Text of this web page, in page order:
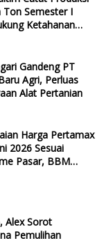
Ton Semester I
Ketahanan
Gandeng PT
Agri, Perluas
Alat Pertanian
Harga Pertamax
2026 Sesuai
Pasar, BBM
Alex Sorot
Pemulihan